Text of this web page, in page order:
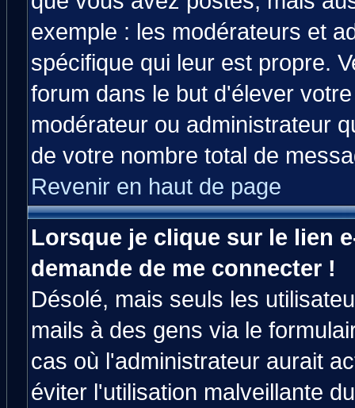
exemple : les modérateurs et
spécifique qui leur est propre.
forum dans le but d'élever
modérateur ou administrateur
de votre nombre total de
Revenir en haut de page
Lorsque je clique sur le lien
demande de me connecter !
Désolé, mais seuls les
mails à des gens via le
cas où l'administrateur aurait
éviter l'utilisation malveillante